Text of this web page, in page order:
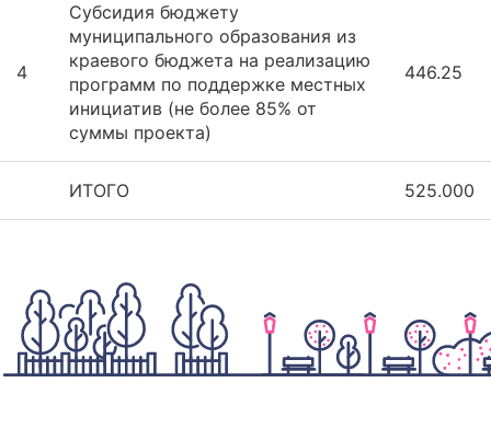
4
Субсидия бюджету
муниципального образования из
краевого бюджета на реализацию
программ по поддержке местных
инициатив (не более 85% от
суммы проекта)
446.25
ИТОГО 525.000